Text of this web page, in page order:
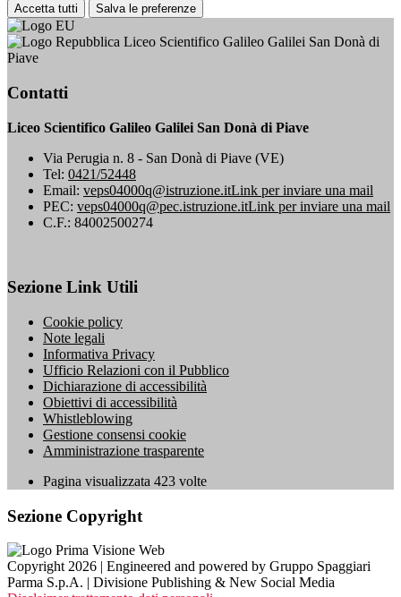
Accetta tutti Salva le preferenze
Liceo Scientifico Galileo Galilei San Donà di
Piave
Contatti
Liceo Scientifico Galileo Galilei San Donà di Piave
Via Perugia n. 8 - San Donà di Piave (VE)
Tel: 0421/52448
Email: veps04000q@istruzione.itLink per inviare una mail
PEC: veps04000q@pec.istruzione.itLink per inviare una mail
C.F.: 84002500274
Sezione Link Utili
Cookie policy
Note legali
Informativa Privacy
Ufficio Relazioni con il Pubblico
Dichiarazione di accessibilità
Obiettivi di accessibilità
Whistleblowing
Gestione consensi cookie
Amministrazione trasparente
Pagina visualizzata 423 volte
Sezione Copyright
Copyright 2026 | Engineered and powered by Gruppo Spaggiari
Parma S.p.A. | Divisione Publishing & New Social Media